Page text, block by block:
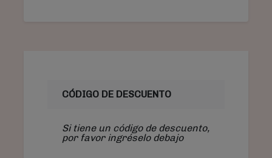
CÓDIGO DE DESCUENTO
Si tiene un código de descuento,
por favor ingréselo debajo